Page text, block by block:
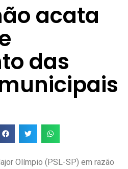
acata
das
Olímpio (PSL-SP) em razão